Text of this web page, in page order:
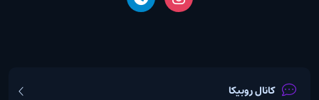
کانال روبیکا